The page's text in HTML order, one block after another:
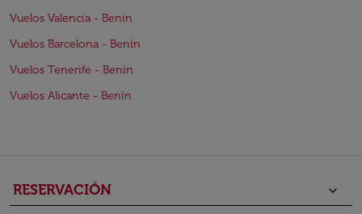
Vuelos Valencia - Benín
Vuelos Barcelona - Benín
Vuelos Tenerife - Benín
Vuelos Alicante - Benín
RESERVACIÓN keyboard_arrow_down